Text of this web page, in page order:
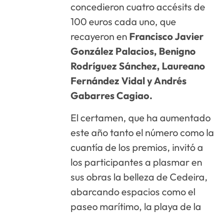
concedieron cuatro accésits de
100 euros cada uno, que
recayeron en Francisco Javier
González Palacios, Benigno
Rodríguez Sánchez, Laureano
Fernández Vidal y Andrés
Gabarres Cagiao.
El certamen, que ha aumentado
este año tanto el número como la
cuantía de los premios, invitó a
los participantes a plasmar en
sus obras la belleza de Cedeira,
abarcando espacios como el
paseo marítimo, la playa de la